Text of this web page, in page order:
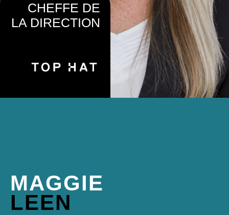
MAGGIE
LEEN
CHEFFE DE
LA DIRECTION